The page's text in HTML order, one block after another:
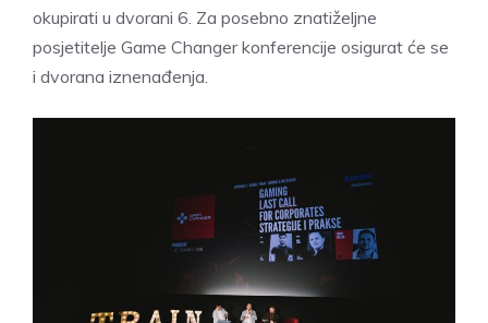
okupirati u dvorani 6. Za posebno znatiželjne
posjetitelje Game Changer konferencije osigurat će se
i dvorana iznenađenja.